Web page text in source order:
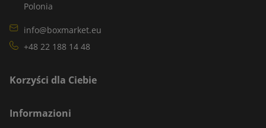
Polonia
info@boxmarket.eu
+48 22 188 14 48
Korzyści dla Ciebie
Informazioni